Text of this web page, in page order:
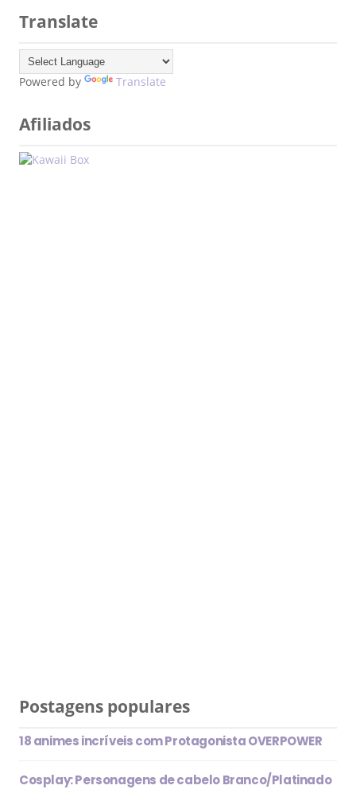
Translate
Powered by Translate
Afiliados
Postagens populares
18 animes incríveis com Protagonista OVERPOWER
Cosplay: Personagens de cabelo Branco/Platinado